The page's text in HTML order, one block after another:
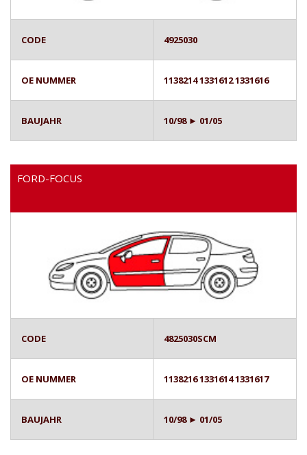
CODE 4925030
OE NUMMER 1138214 1331612 1331616
BAUJAHR 10/98 ► 01/05
FORD-FOCUS
CODE 4825030SCM
OE NUMMER 1138216 1331614 1331617
BAUJAHR 10/98 ► 01/05